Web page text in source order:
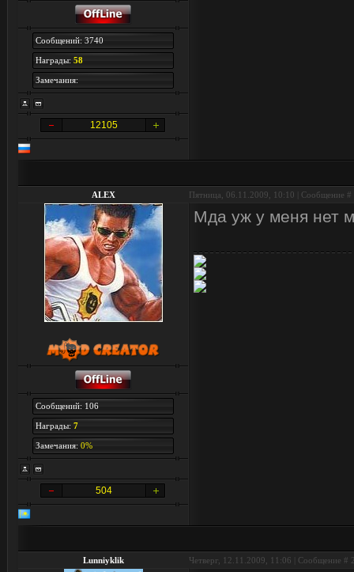
Сообщений: 3740
Награды: 58
Замечания:
12105
ALEX Пятница, 06.11.2009, 10:10 | Сообщение #
Сообщений: 106
Награды: 7
Замечания: 0%
504
Мда уж у меня нет
Lunniyklik Четверг, 12.11.2009, 11:06 | Сообщение #